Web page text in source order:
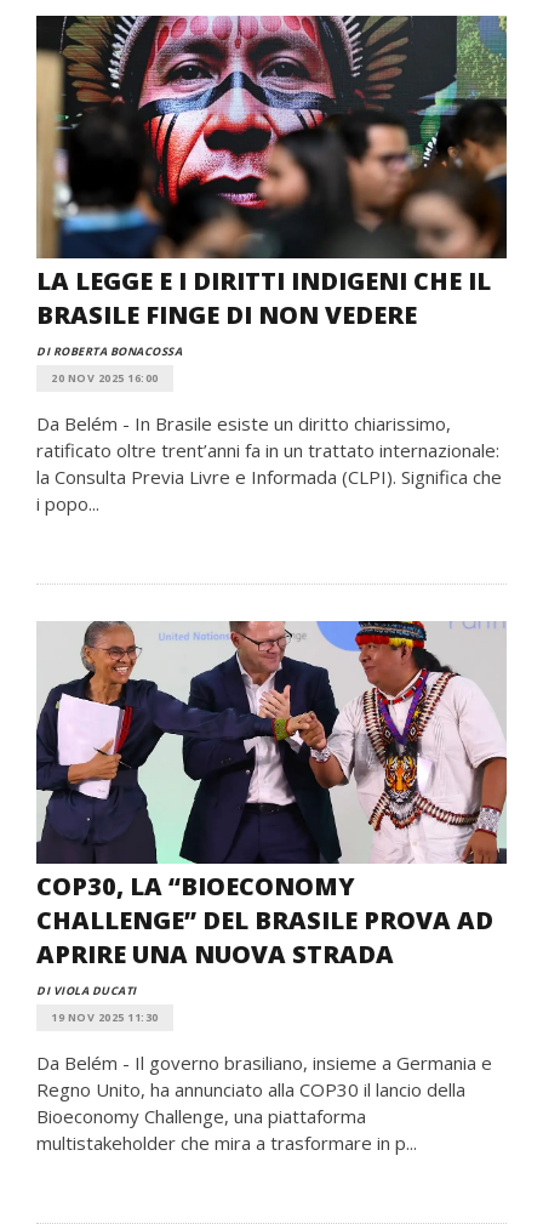
LA LEGGE E I DIRITTI INDIGENI CHE IL
BRASILE FINGE DI NON VEDERE
DI ROBERTA BONACOSSA
20 NOV 2025 16:00
Da Belém - In Brasile esiste un diritto chiarissimo,
ratificato oltre trent’anni fa in un trattato internazionale:
la Consulta Previa Livre e Informada (CLPI). Significa che
i popo...
COP30, LA “BIOECONOMY
CHALLENGE” DEL BRASILE PROVA AD
APRIRE UNA NUOVA STRADA
DI VIOLA DUCATI
19 NOV 2025 11:30
Da Belém - Il governo brasiliano, insieme a Germania e
Regno Unito, ha annunciato alla COP30 il lancio della
Bioeconomy Challenge, una piattaforma
multistakeholder che mira a trasformare in p...